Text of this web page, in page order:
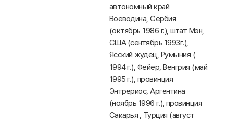
автономный край
Воеводина, Сербия
(октябрь 1986 г.), штат Мэн,
США (сентябрь 1993г.),
Ясский жудец, Румыния (
1994 г.), Фейер, Венгрия (май
1995 г.), провинция
Энтрериос, Аргентина
(ноябрь 1996 г.), провинция
Сакарья , Турция (август